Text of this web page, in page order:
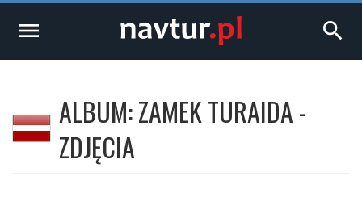
menu search
ALBUM: ZAMEK TURAIDA -
ZDJĘCIA